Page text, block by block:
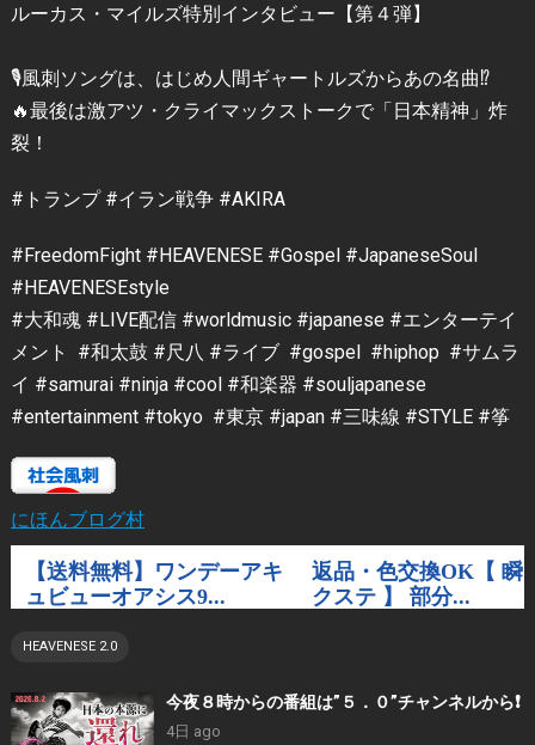
ルーカス・マイルズ特別インタビュー【第４弾】
🎙風刺ソングは、はじめ人間ギャートルズからあの名曲⁉️
🔥最後は激アツ・クライマックストークで「日本精神」炸
裂！
#トランプ #イラン戦争 #AKIRA
#FreedomFight #HEAVENESE #Gospel #JapaneseSoul
#HEAVENESEstyle
#大和魂 #LIVE配信 #worldmusic #japanese #エンターテイ
メント #和太鼓 #尺八 #ライブ #gospel #hiphop #サムラ
イ #samurai #ninja #cool #和楽器 #souljapanese
#entertainment #tokyo #東京 #japan #三味線 #STYLE #筝
にほんブログ村
HEAVENESE 2.0
今夜８時からの番組は”５．０”チャンネルから❗️
4日 ago